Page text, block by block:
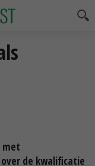
met
de kwalificatie